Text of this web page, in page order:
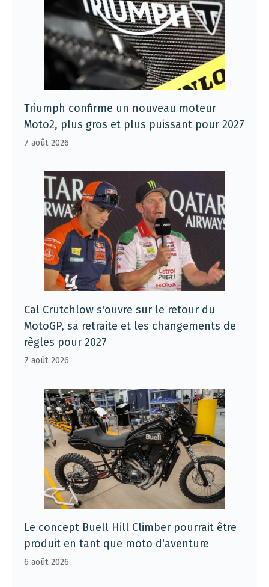
Triumph confirme un nouveau moteur
Moto2, plus gros et plus puissant pour 2027
7 août 2026
Cal Crutchlow s'ouvre sur le retour du
MotoGP, sa retraite et les changements de
règles pour 2027
7 août 2026
Le concept Buell Hill Climber pourrait être
produit en tant que moto d'aventure
6 août 2026